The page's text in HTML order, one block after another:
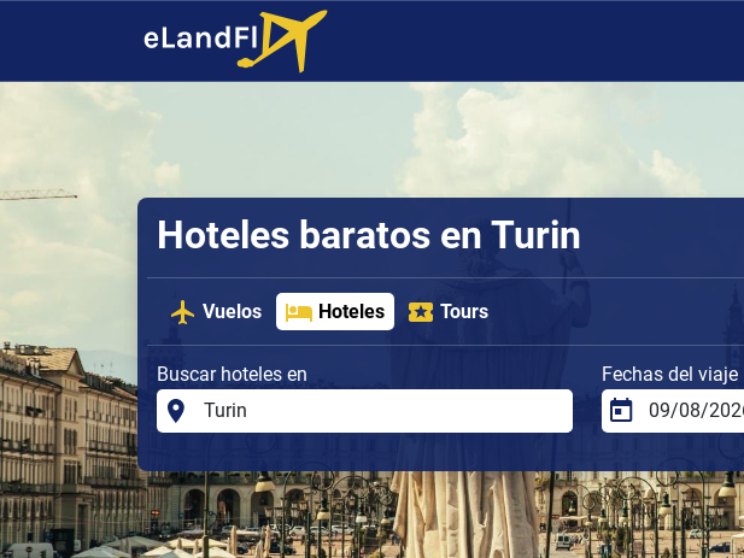
Hoteles baratos en Turin
Vuelos Hoteles Tours
Buscar hoteles en Fechas del viaje